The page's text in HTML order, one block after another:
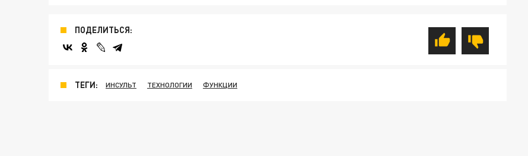
ПОДЕЛИТЬСЯ:
ТЕГИ: ИНСУЛЬТ ТЕХНОЛОГИИ ФУНКЦИИ